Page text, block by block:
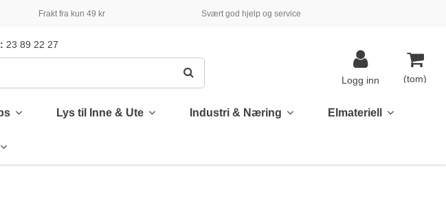
Frakt fra kun 49 kr Svært god hjelp og service
23 89 22 27
(tom)
Logg inn
Lys til Inne & Ute Industri & Næring Elmateriell